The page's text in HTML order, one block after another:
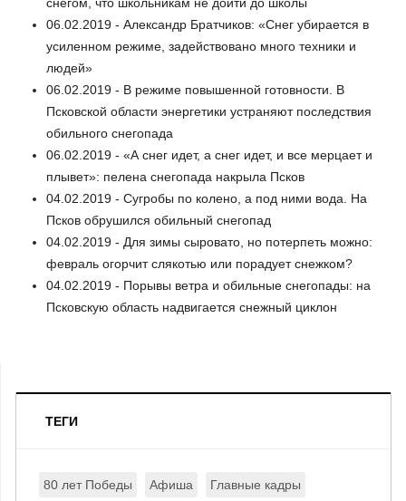
снегом, что школьникам не дойти до школы
06.02.2019 - Александр Братчиков: «Снег убирается в
усиленном режиме, задействовано много техники и
людей»
06.02.2019 - В режиме повышенной готовности. В
Псковской области энергетики устраняют последствия
обильного снегопада
06.02.2019 - «А снег идет, а cнег идет, и все мерцает и
плывет»: пелена снегопада накрыла Псков
04.02.2019 - Сугробы по колено, а под ними вода. На
Псков обрушился обильный снегопад
04.02.2019 - Для зимы сыровато, но потерпеть можно:
февраль огорчит слякотью или порадует снежком?
04.02.2019 - Порывы ветра и обильные снегопады: на
Псковскую область надвигается снежный циклон
ТЕГИ
80 лет Победы Афиша Главные кадры